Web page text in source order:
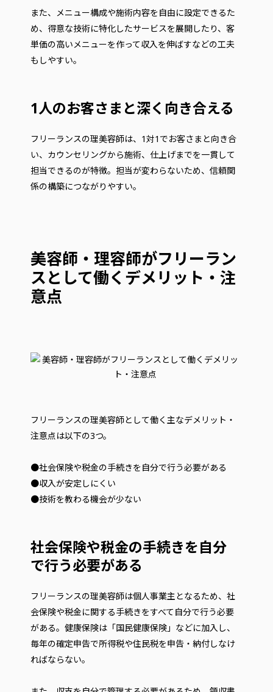
また、メニュー構成や施術内容を自由に設定できるた
め、得意な技術に特化したサービスを展開したり、客
単価の高いメニューを作って収入を伸ばすなどの工夫
もしやすい。
1人のお客さまと深く向き合える
フリーランスの理美容師は、1対1でお客さまと向き合
い、カウンセリングから施術、仕上げまでを一貫して
担当できるのが特徴。担当が変わらないため、信頼関
係の構築につながりやすい。
美容師・理容師がフリーラン
スとして働くデメリット・注
意点
フリーランスの理美容師として働く主なデメリット・
注意点は以下の3つ。
●社会保険や税金の手続きを自分で行う必要がある
●収入が安定しにくい
●技術を教わる機会が少ない
社会保険や税金の手続きを自分
で行う必要がある
フリーランスの理美容師は個人事業主となるため、社
会保険や税金に関する手続きをすべて自分で行う必要
がある。健康保険は「国民健康保険」などに加入し、
毎年の確定申告で所得税や住民税を申告・納付しなけ
ればならない。